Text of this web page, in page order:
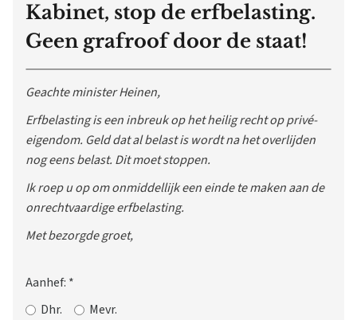
Kabinet, stop de erfbelasting.
Geen grafroof door de staat!
Geachte minister Heinen,
Erfbelasting is een inbreuk op het heilig recht op privé-
eigendom. Geld dat al belast is wordt na het overlijden
nog eens belast. Dit moet stoppen.
Ik roep u op om onmiddellijk een einde te maken aan de
onrechtvaardige erfbelasting.
Met bezorgde groet,
Aanhef: *
Dhr.
Mevr.